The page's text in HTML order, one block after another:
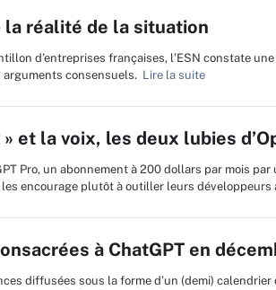
la réalité de la situation
d’entreprises françaises, l’ESN constate
arguments consensuels. Lire la suite
et la voix, les deux lubies
Pro, un abonnement à 200 dollars par mois
encourage plutôt à outiller leurs développeurs
à ChatGPT en
diffusées sous la forme d’un (demi) calendrier